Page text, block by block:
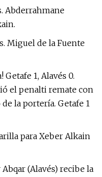
Abderrahmane
Miguel de la Fuente
Getafe 1, Alavés 0.
el penalti remate con
la portería. Getafe 1
para Xeber Alkain
(Alavés) recibe la